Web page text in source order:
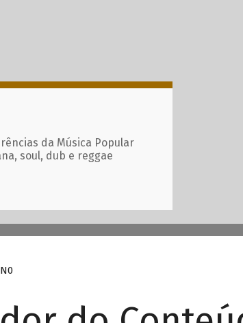
da Música Popular
soul, dub e reggae